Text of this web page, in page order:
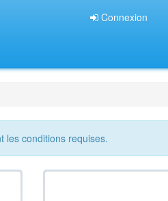
Connexion
les conditions requises.